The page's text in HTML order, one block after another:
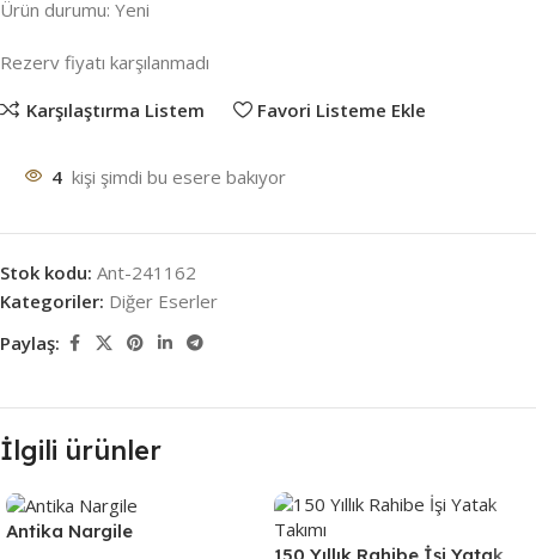
Ürün durumu: Yeni
Rezerv fiyatı karşılanmadı
Karşılaştırma Listem
Favori Listeme Ekle
4 kişi şimdi bu esere bakıyor
Stok kodu: Ant-241162
Kategoriler: Diğer Eserler
Paylaş:
İlgili ürünler
Antika Nargile